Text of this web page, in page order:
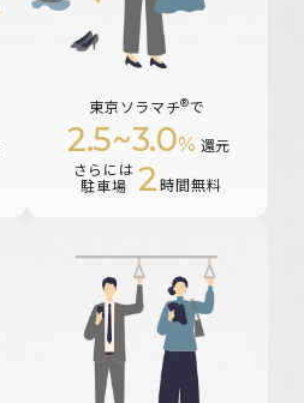
東京ソラマチ®で
2.5~3.0% 還元
さらには
駐車場 2時間無料